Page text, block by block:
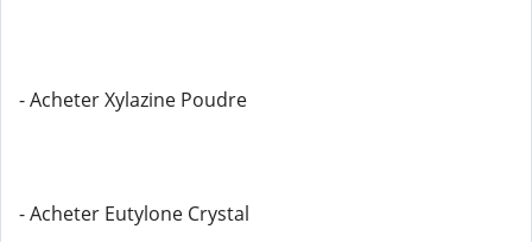
- Acheter Xylazine Poudre
- Acheter Eutylone Crystal